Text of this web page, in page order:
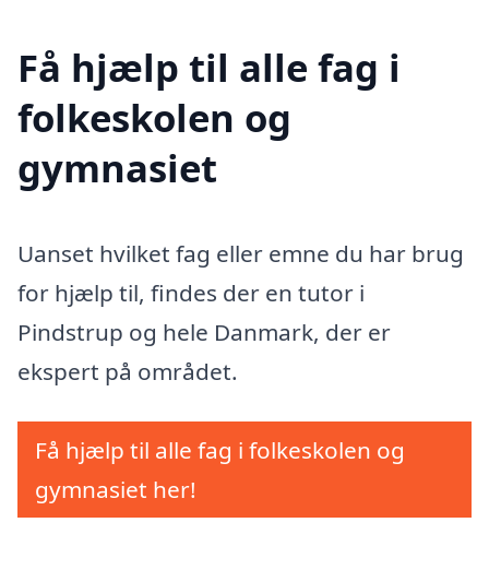
Få hjælp til alle fag i
folkeskolen og
gymnasiet
Uanset hvilket fag eller emne du har brug
for hjælp til, findes der en tutor i
Pindstrup og hele Danmark, der er
ekspert på området.
Få hjælp til alle fag i folkeskolen og
gymnasiet her!